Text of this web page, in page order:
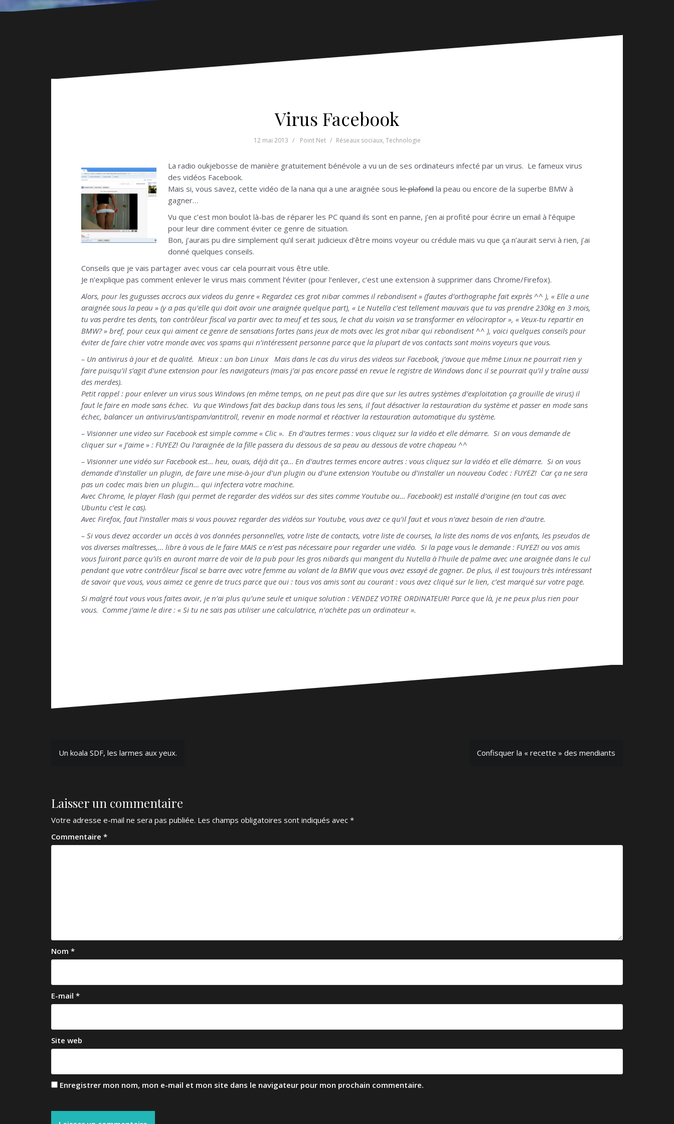
Virus Facebook
12 mai 2013 Point Net Réseaux sociaux, Technologie
La radio oukjebosse de manière gratuitement bénévole a vu un de ses ordinateurs infecté par un virus. Le fameux virus
des vidéos Facebook.
Mais si, vous savez, cette vidéo de la nana qui a une araignée sousle plafondla peau ou encore de la superbe BMW à
gagner…
Vu que c’est mon boulot là-bas de réparer les PC quand ils sont en panne, j’en ai profité pour écrire un email à l’équipe
pour leur dire comment éviter ce genre de situation.
Bon, j’aurais pu dire simplement qu’il serait judicieux d’être moins voyeur ou crédule mais vu que ça n’aurait servi à rien, j’ai
donné quelques conseils.
Conseils que je vais partager avec vous car cela pourrait vous être utile.
Je n’explique pas comment enlever le virus mais comment l’éviter (pour l’enlever, c’est une extension à supprimer dans Chrome/Firefox).
Alors, pour les gugusses accrocs aux videos du genre « Regardez ces grot nibar commes il rebondisent » (fautes d’orthographe fait exprès ^^ ), « Elle a une
araignée sous la peau » (y a pas qu’elle qui doit avoir une araignée quelque part), « Le Nutella c’est tellement mauvais que tu vas prendre 230kg en 3 mois,
tu vas perdre tes dents, ton contrôleur fiscal va partir avec ta meuf et tes sous, le chat du voisin va se transformer en vélociraptor », « Veux-tu repartir en
BMW? » bref, pour ceux qui aiment ce genre de sensations fortes (sans jeux de mots avec les grot nibar qui rebondisent ^^ ), voici quelques conseils pour
éviter de faire chier votre monde avec vos spams qui n’intéressent personne parce que la plupart de vos contacts sont moins voyeurs que vous.
– Un antivirus à jour et de qualité. Mieux : un bon Linux Mais dans le cas du virus des videos sur Facebook, j’avoue que même Linux ne pourrait rien y
faire puisqu’il s’agit d’une extension pour les navigateurs (mais j’ai pas encore passé en revue le registre de Windows donc il se pourrait qu’il y traîne aussi
des merdes).
Petit rappel : pour enlever un virus sous Windows (en même temps, on ne peut pas dire que sur les autres systèmes d’exploitation ça grouille de virus) il
faut le faire en mode sans échec. Vu que Windows fait des backup dans tous les sens, il faut désactiver la restauration du système et passer en mode sans
échec, balancer un antivirus/antispam/antitroll, revenir en mode normal et réactiver la restauration automatique du système.
– Visionner une video sur Facebook est simple comme « Clic ». En d’autres termes : vous cliquez sur la vidéo et elle démarre. Si on vous demande de
cliquer sur « J’aime » : FUYEZ! Ou l’araignée de la fille passera du dessous de sa peau au dessous de votre chapeau ^^
– Visionner une vidéo sur Facebook est… heu, ouais, déjà dit ça… En d’autres termes encore autres : vous cliquez sur la vidéo et elle démarre. Si on vous
demande d’installer un plugin, de faire une mise-à-jour d’un plugin ou d’une extension Youtube ou d’installer un nouveau Codec : FUYEZ! Car ça ne sera
pas un codec mais bien un plugin… qui infectera votre machine.
Avec Chrome, le player Flash (qui permet de regarder des vidéos sur des sites comme Youtube ou… Facebook!) est installé d’origine (en tout cas avec
Ubuntu c’est le cas).
Avec Firefox, faut l’installer mais si vous pouvez regarder des vidéos sur Youtube, vous avez ce qu’il faut et vous n’avez besoin de rien d’autre.
– Si vous devez accorder un accès à vos données personnelles, votre liste de contacts, votre liste de courses, la liste des noms de vos enfants, les pseudos de
vos diverses maîtresses,… libre à vous de le faire MAIS ce n’est pas nécessaire pour regarder une vidéo. Si la page vous le demande : FUYEZ! ou vos amis
vous fuiront parce qu’ils en auront marre de voir de la pub pour les gros nibards qui mangent du Nutella à l’huile de palme avec une araignée dans le cul
pendant que votre contrôleur fiscal se barre avec votre femme au volant de la BMW que vous avez essayé de gagner. De plus, il est toujours très intéressant
de savoir que vous, vous aimez ce genre de trucs parce que oui : tous vos amis sont au courant : vous avez cliqué sur le lien, c’est marqué sur votre page.
Si malgré tout vous vous faites avoir, je n’ai plus qu’une seule et unique solution : VENDEZ VOTRE ORDINATEUR! Parce que là, je ne peux plus rien pour
vous. Comme j’aime le dire : « Si tu ne sais pas utiliser une calculatrice, n’achète pas un ordinateur ».
Navigation
Un koala SDF, les larmes aux yeux. Confisquer la « recette » des mendiants
Laisser un commentaire
Votre adresse e-mail ne sera pas publiée. Les champs obligatoires sont indiqués avec *
Commentaire *
Nom *
E-mail *
Site web
Enregistrer mon nom, mon e-mail et mon site dans le navigateur pour mon prochain commentaire.